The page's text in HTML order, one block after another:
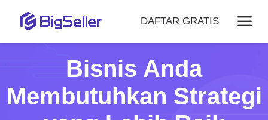
DAFTAR GRATIS
Bisnis Anda
Membutuhkan Strategi